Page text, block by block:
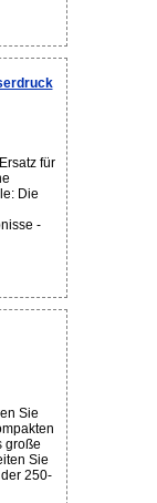
für
Die
-
Sie
große
Sie
250-